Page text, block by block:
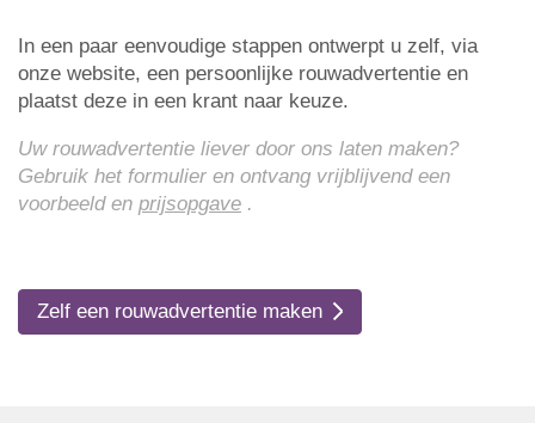
In een paar eenvoudige stappen ontwerpt u zelf, via
onze website, een persoonlijke rouwadvertentie en
plaatst deze in een krant naar keuze.
Uw rouwadvertentie liever door ons laten maken?
Gebruik het formulier en ontvang vrijblijvend een
voorbeeld en prijsopgave .
Zelf een rouwadvertentie maken